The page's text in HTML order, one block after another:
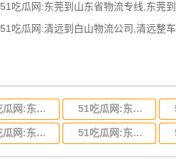
51吃瓜网:东莞到山东省物流专线,东莞
51吃瓜网:东莞到河南省物流专线,东莞到河南省物流公司 51吃瓜网:东莞到湖南省物流专线,东莞到湖南省物流公司
51吃瓜网:东莞到江西省物流专线,东莞到江西省物流公司 51吃瓜网:东莞到安徽省物流专线,东莞到安徽省物流公司